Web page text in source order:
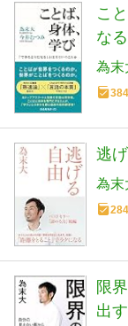
こ
な
為末
384
逃
為末
284
限
出